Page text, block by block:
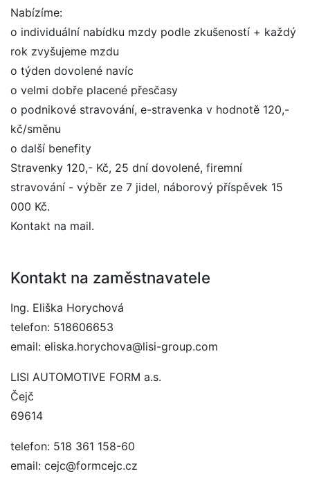
Nabízíme:
o individuální nabídku mzdy podle zkušeností + každý
rok zvyšujeme mzdu
o týden dovolené navíc
o velmi dobře placené přesčasy
o podnikové stravování, e-stravenka v hodnotě 120,-
kč/směnu
o další benefity
Stravenky 120,- Kč, 25 dní dovolené, firemní
stravování - výběr ze 7 jidel, náborový příspěvek 15
000 Kč.
Kontakt na mail.
Kontakt na zaměstnavatele
Ing. Eliška Horychová
telefon: 518606653
email: eliska.horychova@lisi-group.com
LISI AUTOMOTIVE FORM a.s.
Čejč
69614
telefon: 518 361 158-60
email: cejc@formcejc.cz